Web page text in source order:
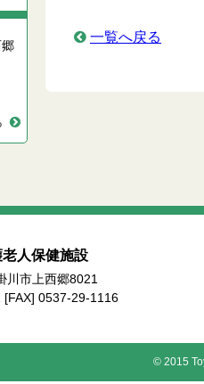
一覧へ戻る
人保健施設
川市上西郷8021
0537-29-1116
© 2015